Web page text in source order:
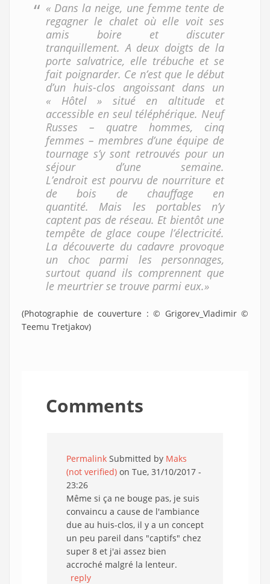
« Dans la neige, une femme tente de
regagner le chalet où elle voit ses
amis boire et discuter
tranquillement. A deux doigts de la
porte salvatrice, elle trébuche et se
fait poignarder. Ce n’est que le début
d’un huis-clos angoissant dans un
« Hôtel » situé en altitude et
accessible en seul téléphérique. Neuf
Russes – quatre hommes, cinq
femmes – membres d’une équipe de
tournage s’y sont retrouvés pour un
séjour d’une semaine.
L’endroit est pourvu de nourriture et
de bois de chauffage en
quantité. Mais les portables n’y
captent pas de réseau. Et bientôt une
tempête de glace coupe l’électricité.
La découverte du cadavre provoque
un choc parmi les personnages,
surtout quand ils comprennent que
le meurtrier se trouve parmi eux.»
(Photographie de couverture : © Grigorev_Vladimir ©
Teemu Tretjakov)
Comments
Permalink Submitted by Maks
(not verified) on Tue, 31/10/2017 -
23:26
Même si ça ne bouge pas, je suis
convaincu a cause de l'ambiance
due au huis-clos, il y a un concept
un peu pareil dans "captifs" chez
super 8 et j'ai assez bien
accroché malgré la lenteur.
reply